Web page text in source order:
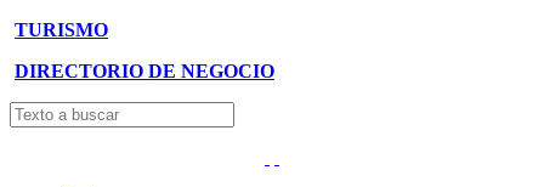
TURISMO
DIRECTORIO DE NEGOCIO